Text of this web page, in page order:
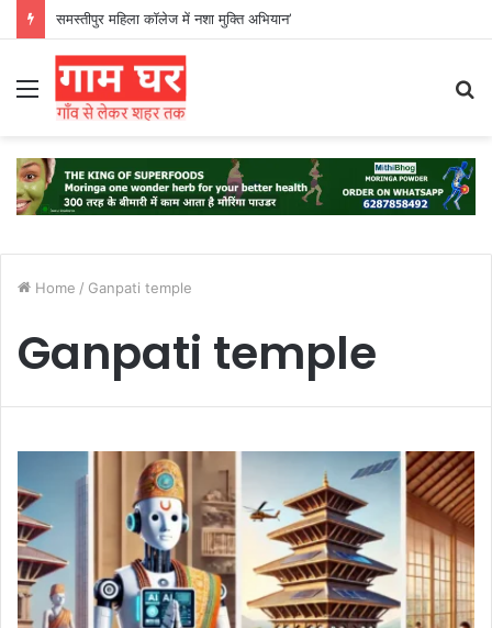
समस्तीपुर महिला कॉलेज में नशा मुक्ति अभियान’
Menu
Home / Ganpati temple
Ganpati temple